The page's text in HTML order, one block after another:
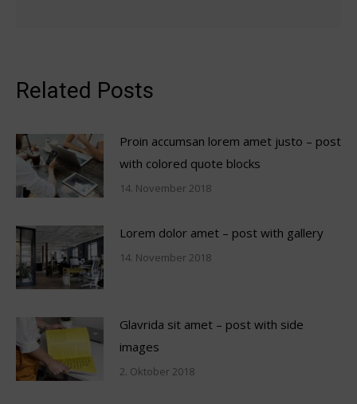
Related Posts
Proin accumsan lorem amet justo – post
with colored quote blocks
14. November 2018
Lorem dolor amet – post with gallery
14. November 2018
Glavrida sit amet – post with side
images
2. Oktober 2018